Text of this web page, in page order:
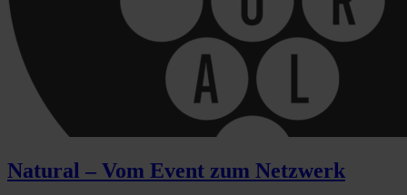
Natural – Vom Event zum Netzwerk